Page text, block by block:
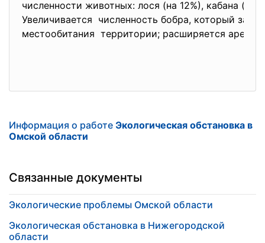
численности животных: лося (на 12%), кабана (на
Увеличивается численность бобра, который
местообитания территории; расширяется ареал
Информация о работе Экологическая обстановка в
Омской области
Связанные документы
Экологические проблемы Омской области
Экологическая обстановка в Нижегородской
области